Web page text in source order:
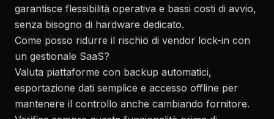
garantisce flessibilità operativa e bassi costi di avvio,
senza bisogno di hardware dedicato.
Come posso ridurre il rischio di vendor lock-in con
un gestionale SaaS?
Valuta piattaforme con backup automatici,
esportazione dati semplice e accesso offline per
mantenere il controllo anche cambiando fornitore.